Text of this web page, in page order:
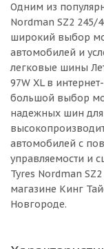
Одним из
Nordman SZ2 245/
широкий выбор
автомобилей и
легковые шины
97W XL в
большой выбор
надежных шин для
автомобилей с
управляемости и
Tyres Nordman
магазине Кинг
Новгороде.